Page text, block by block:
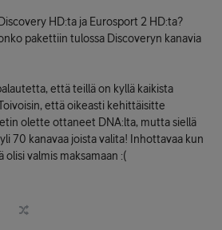
HD:ta ja Eurosport 2 HD:ta?
pakettiin tulossa Discoveryn kanavia
että teillä on kyllä kaikista
että oikeasti kehittäisitte
olette ottaneet DNA:lta, mutta siellä
70 kanavaa joista valita! Inhottavaa kun
olisi valmis maksamaan :(